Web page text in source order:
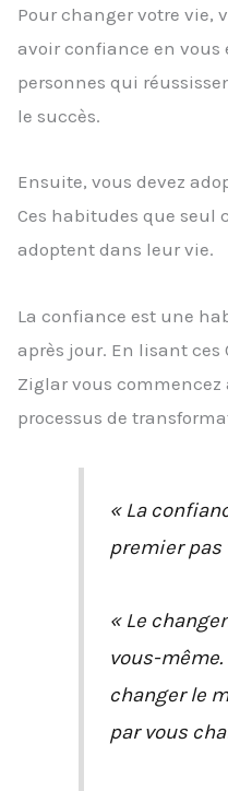
Pour changer votre vie,
avoir confiance en vous
personnes qui
le succès.
Ensuite, vous devez
Ces habitudes que seul
adoptent dans leur vie.
La confiance est une
après jour. En lisant
Ziglar vous
processus de
« La
premier pas
« Le
vous-même.
changer le
par vous